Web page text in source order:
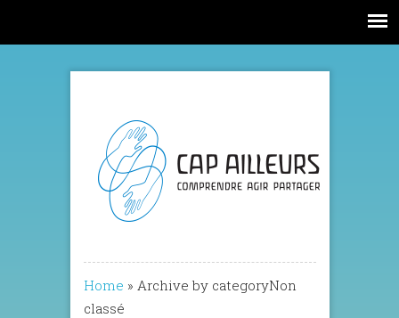
Home » Archive by categoryNon
classé